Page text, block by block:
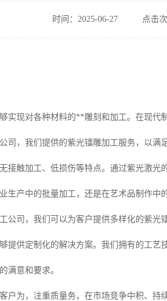
时间：2025-06-27 点击
实现对各种材料的**雕刻和加工。在现
司，我们提供的紫光镭雕加工服务，以满
接触加工、低损伤等特点。通过紫光激
生产中的批量加工，还是在艺术品制作中
公司，我们可以为客户提供多样化的紫
提供定制化的解决方案。我们拥有的工
满意和要求。
户为，注重质量务，在市场竞争中积、